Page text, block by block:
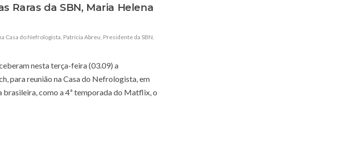
Raras da SBN, Maria Helena
Casa do Nefrologista Patrícia Abreu Presidente da SBN
nesta terça-feira (03.09) a
para reunião na Casa do Nefrologista, em
como a 4ª temporada do Matflix, o